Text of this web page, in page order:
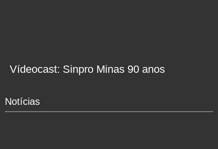
Vídeocast: Sinpro Minas 90 anos
Notícias